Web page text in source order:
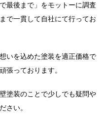
最後まで」をモットーに調査
で一貫して自社にて行ってお
いを込めた塗装を適正価格で
張っております。
塗装のことで少しでも疑問や
さい。